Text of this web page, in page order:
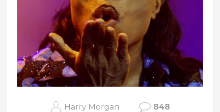
Harry Morgan 848